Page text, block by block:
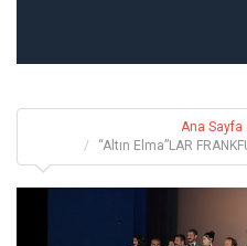
Ana Sayfa
“Altın Elma”LAR